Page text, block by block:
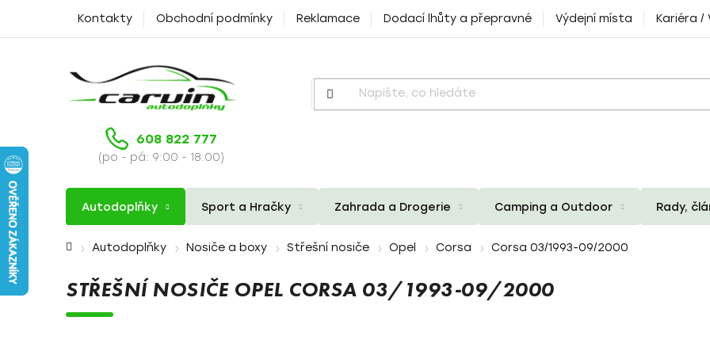
Kontakty Obchodní podmínky Reklamace Dodací lhůty a přepravné Výdejní místa Kariéra /
608 822 777
(po - pá: 9:00 - 18:00)
Autodoplňky Sport a Hračky Zahrada a Drogerie Camping a Outdoor Rady,
Domů Autodoplňky Nosiče a boxy Střešní nosiče Opel Corsa Corsa 03/1993-09/2000
STŘEŠNÍ NOSIČE OPEL CORSA 03/1993-09/2000